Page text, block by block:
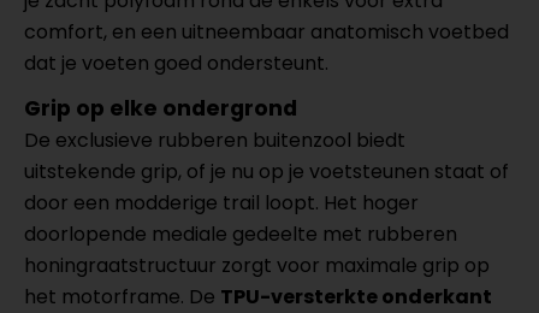
comfort, en een uitneembaar anatomisch voetbed
dat je voeten goed ondersteunt.
Grip op elke ondergrond
De exclusieve rubberen buitenzool biedt
uitstekende grip, of je nu op je voetsteunen staat of
door een modderige trail loopt. Het hoger
doorlopende mediale gedeelte met rubberen
honingraatstructuur zorgt voor maximale grip op
het motorframe. De TPU-versterkte onderkant